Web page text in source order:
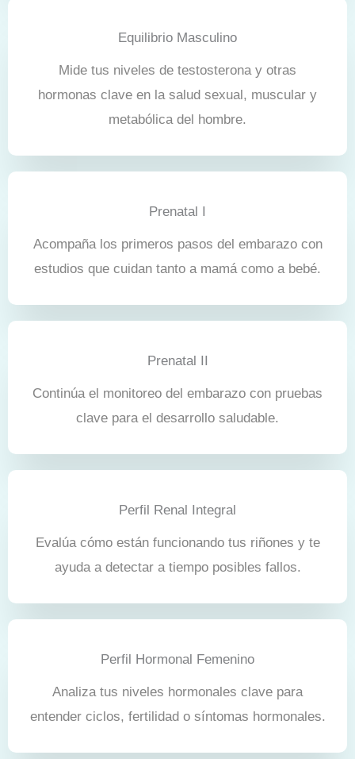
Equilibrio Masculino
Mide tus niveles de testosterona y otras
hormonas clave en la salud sexual, muscular y
metabólica del hombre.
Prenatal I
Acompaña los primeros pasos del embarazo con
estudios que cuidan tanto a mamá como a bebé.
Prenatal II
Continúa el monitoreo del embarazo con pruebas
clave para el desarrollo saludable.
Perfil Renal Integral
Evalúa cómo están funcionando tus riñones y te
ayuda a detectar a tiempo posibles fallos.
Perfil Hormonal Femenino
Analiza tus niveles hormonales clave para
entender ciclos, fertilidad o síntomas hormonales.